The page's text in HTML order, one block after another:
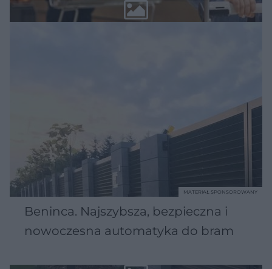
Beninca. Najszybsza, bezpieczna i
nowoczesna automatyka do bram
MATERIAŁ SPONSOROWANY